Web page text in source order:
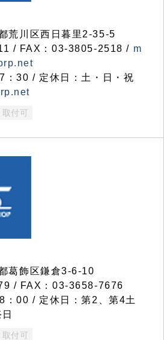
川区西日暮里2-35-5
/ FAX：03-3805-2518 / m
：30 / 定休日：土・日・祝
取付可
葛飾区鎌倉3-6-10
/ FAX：03-3658-7676
：00 / 定休日：第2、第4土
取付可